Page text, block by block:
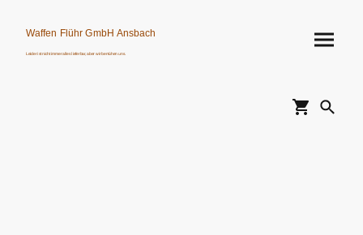
Waffen Flühr GmbH Ansbach
Leider ist nicht immer alles lieferbar, aber wir bemühen uns.